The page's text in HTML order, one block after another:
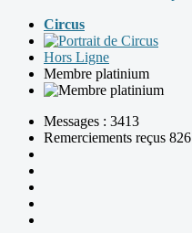
Circus
Hors Ligne
Membre platinium
Messages : 3413
Remerciements reçus 826